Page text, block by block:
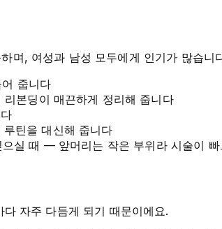
며, 여성과 남성 모두에게 인기가 많습니
줍니다
본딩이 매끈하게 정리해 줍니다
틴을 대신해 줍니다
실 때 — 앞머리는 작은 부위라 시술이
자주 다듬게 되기 때문이에요.